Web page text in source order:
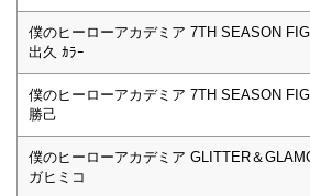
僕のヒーローアカデミア 7TH SEASON
出久 ｶﾗｰ
僕のヒーローアカデミア 7TH SEASON
勝己
僕のヒーローアカデミア GLITTER＆
ガヒミコ